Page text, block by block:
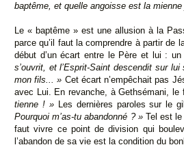
baptême, et quelle angoisse est la
Le « baptême » est une allusion à la
parce qu’il faut la comprendre à partir de
début d’un écart entre le Père et lui :
s’ouvrit, et l’Esprit-Saint descendit sur
mon fils... » Cet écart n’empêchait pas
avec Lui. En revanche, à Gethsémani,
tienne ! »Les dernières paroles sur le
Pourquoi m’as-tu abandonné ? »Tel est le
faut vivre ce point de division qui
l’abandon de sa vie est la condition du